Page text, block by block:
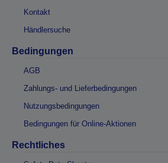
Kontakt
Händlersuche
Bedingungen
AGB
Zahlungs- und Lieferbedingungen
Nutzungsbedingungen
Bedingungen für Online-Aktionen
Rechtliches